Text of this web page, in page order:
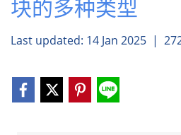
块的多种类型
Last updated: 14 Jan 2025 |